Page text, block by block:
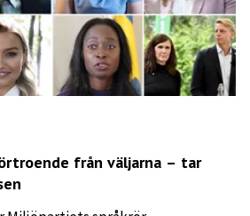
från väljarna – tar